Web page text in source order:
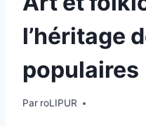
l’héritage
populaires
Par roLIPUR